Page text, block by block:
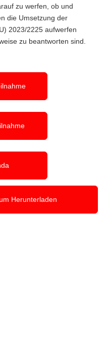
zu werfen, ob und
die Umsetzung der
2023/2225 aufwerfen
zu beantworten sind.
Herunterladen